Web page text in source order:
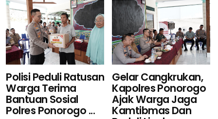
Polisi Peduli Ratusan
Warga Terima
Bantuan Sosial
Polres Ponorogo ...
Gelar Cangkrukan,
Kapolres Ponorogo
Ajak Warga Jaga
Kamtibmas Dan